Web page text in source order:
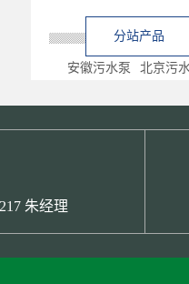
分站产品
安徽污水泵 北京污
朱经理